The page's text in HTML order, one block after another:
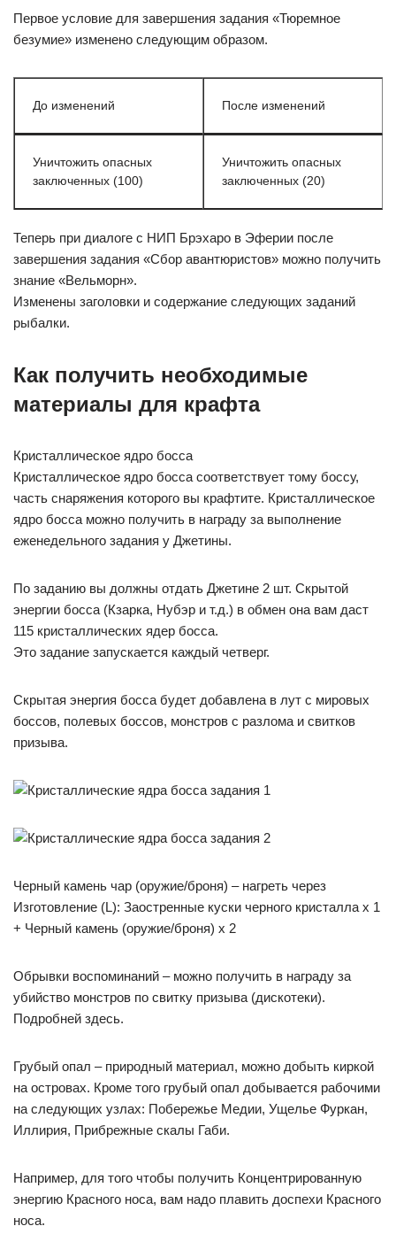
Первое условие для завершения задания «Тюремное
безумие» изменено следующим образом.
До изменений После изменений
Уничтожить опасных
заключенных (100)
Уничтожить опасных
заключенных (20)
Теперь при диалоге с НИП Брэхаро в Эферии после
завершения задания «Сбор авантюристов» можно получить
знание «Вельморн».
Изменены заголовки и содержание следующих заданий
рыбалки.
Как получить необходимые
материалы для крафта
Кристаллическое ядро босса
Кристаллическое ядро босса соответствует тому боссу,
часть снаряжения которого вы крафтите. Кристаллическое
ядро босса можно получить в награду за выполнение
еженедельного задания у Джетины.
По заданию вы должны отдать Джетине 2 шт. Скрытой
энергии босса (Кзарка, Нубэр и т.д.) в обмен она вам даст
115 кристаллических ядер босса.
Это задание запускается каждый четверг.
Скрытая энергия босса будет добавлена в лут с мировых
боссов, полевых боссов, монстров с разлома и свитков
призыва.
Черный камень чар (оружие/броня) – нагреть через
Изготовление (L): Заостренные куски черного кристалла х 1
+ Черный камень (оружие/броня) х 2
Обрывки воспоминаний – можно получить в награду за
убийство монстров по свитку призыва (дискотеки).
Подробней здесь.
Грубый опал – природный материал, можно добыть киркой
на островах. Кроме того грубый опал добывается рабочими
на следующих узлах: Побережье Медии, Ущелье Фуркан,
Иллирия, Прибрежные скалы Габи.
Например, для того чтобы получить Концентрированную
энергию Красного носа, вам надо плавить доспехи Красного
носа.